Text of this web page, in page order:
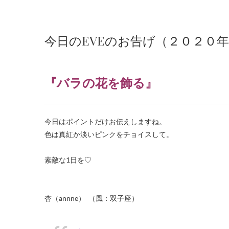
今日のEVEのお告げ（２０２０年
『バラの花を飾る』
今日はポイントだけお伝えしますね。
色は真紅か淡いピンクをチョイスして。
素敵な1日を♡
杏（annne） （風：双子座）